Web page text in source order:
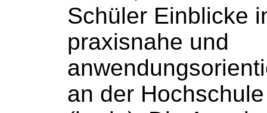
Schüler Einblicke
praxisnahe und
an der Hochschule